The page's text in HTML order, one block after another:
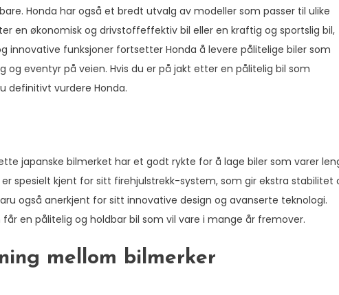
Honda har også et bredt utvalg av modeller som passer til ulike
en økonomisk og drivstoffeffektiv bil eller en kraftig og sportslig bil,
innovative funksjoner fortsetter Honda å levere pålitelige biler som
eventyr på veien. Hvis du er på jakt etter en pålitelig bil som
definitivt vurdere Honda.
japanske bilmerket har et godt rykte for å lage biler som varer
spesielt kjent for sitt firehjulstrekk-system, som gir ekstra stabilitet
også anerkjent for sitt innovative design og avanserte teknologi.
en pålitelig og holdbar bil som vil vare i mange år fremover.
mellom bilmerker